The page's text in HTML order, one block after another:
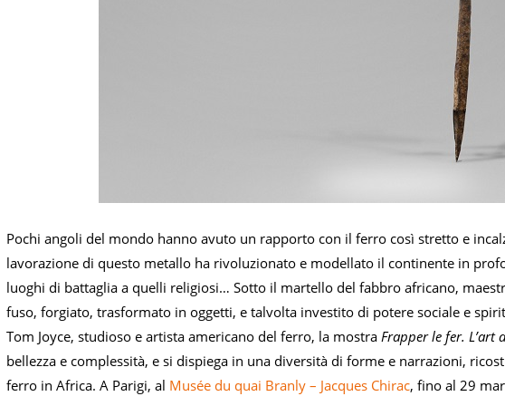
Pochi angoli del mondo hanno avuto un rapporto con il ferro così stretto e
lavorazione di questo metallo ha rivoluzionato e modellato il continente in
luoghi di battaglia a quelli religiosi… Sotto il martello del fabbro africano,
fuso, forgiato, trasformato in oggetti, e talvolta investito di potere sociale e
Tom Joyce, studioso e artista americano del ferro, la mostra Frapper le fer. L’art
bellezza e complessità, e si dispiega in una diversità di forme e narrazioni,
ferro in Africa. A Parigi, al Musée du quai Branly – Jacques Chirac, fino al 29